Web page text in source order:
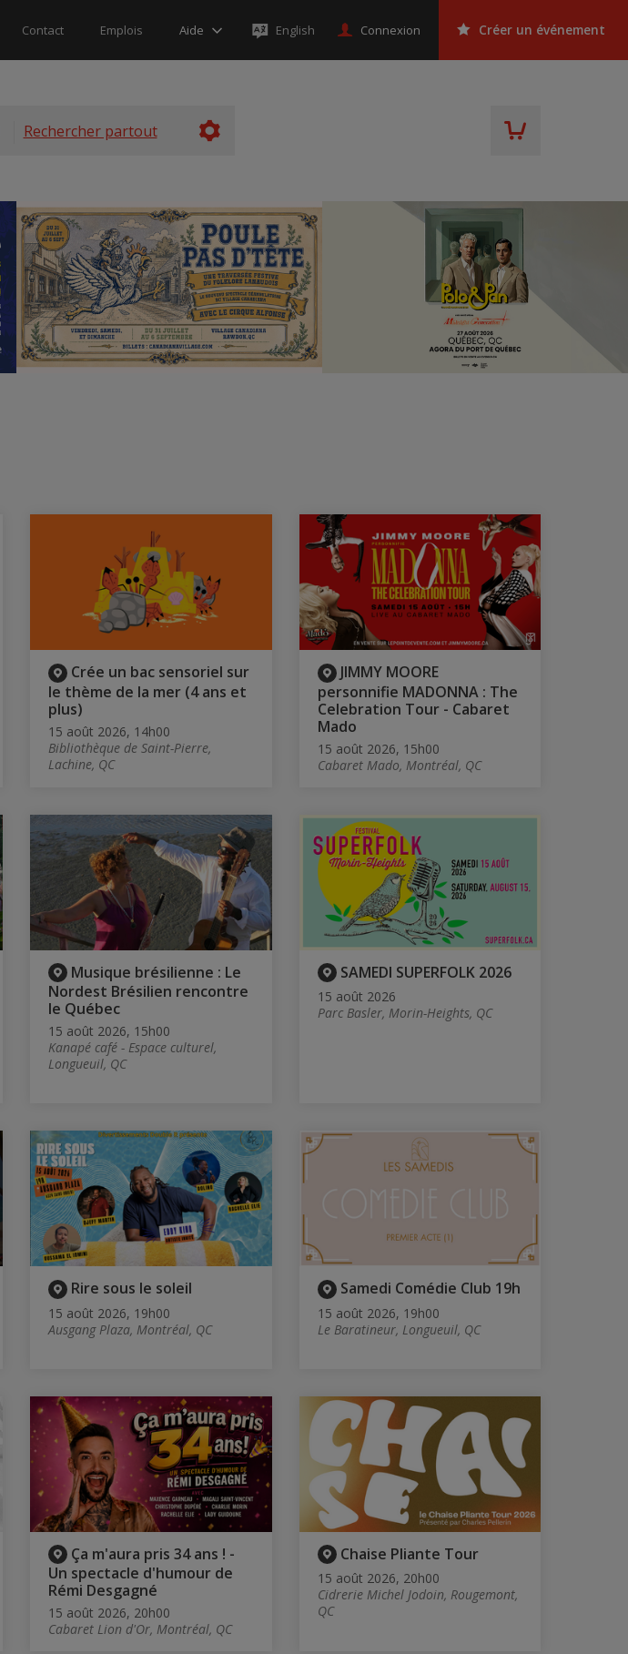
Contact Emplois Aide English Connexion Créer un événement
Rechercher partout
Crée un bac sensoriel sur
le thème de la mer (4 ans et
plus)
15 août 2026, 14h00
Bibliothèque de Saint-Pierre,
Lachine, QC
JIMMY MOORE
personnifie MADONNA : The
Celebration Tour - Cabaret
Mado
15 août 2026, 15h00
Cabaret Mado, Montréal, QC
Musique brésilienne : Le
Nordest Brésilien rencontre
le Québec
15 août 2026, 15h00
Kanapé café - Espace culturel,
Longueuil, QC
SAMEDI SUPERFOLK 2026
15 août 2026
Parc Basler, Morin-Heights, QC
Rire sous le soleil
15 août 2026, 19h00
Ausgang Plaza, Montréal, QC
Samedi Comédie Club 19h
15 août 2026, 19h00
Le Baratineur, Longueuil, QC
Ça m'aura pris 34 ans ! -
Un spectacle d'humour de
Rémi Desgagné
15 août 2026, 20h00
Cabaret Lion d'Or, Montréal, QC
Chaise Pliante Tour
15 août 2026, 20h00
Cidrerie Michel Jodoin, Rougemont,
QC